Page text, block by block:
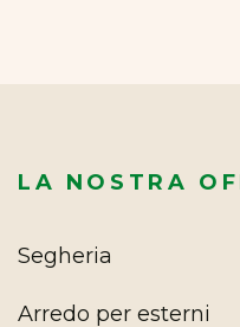
LA NOSTRA
Segheria
Arredo per esterni